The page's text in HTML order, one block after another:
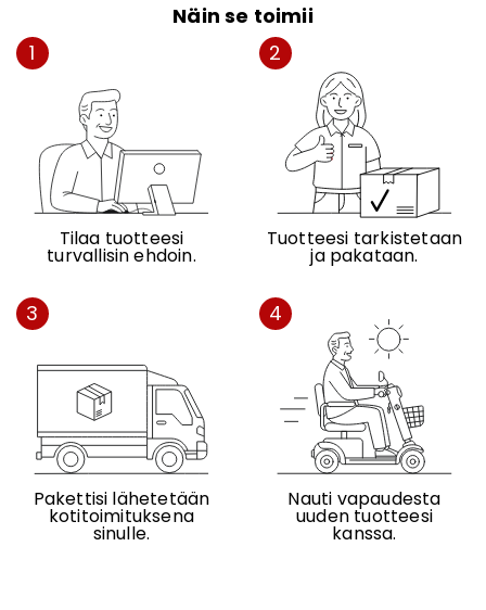
Näin se toimii
1
Tilaa tuotteesi
turvallisin ehdoin.
2
Tuotteesi tarkistetaan
ja pakataan.
3
Pakettisi lähetetään
kotitoimituksena
sinulle.
4
Nauti vapaudesta
uuden tuotteesi
kanssa.